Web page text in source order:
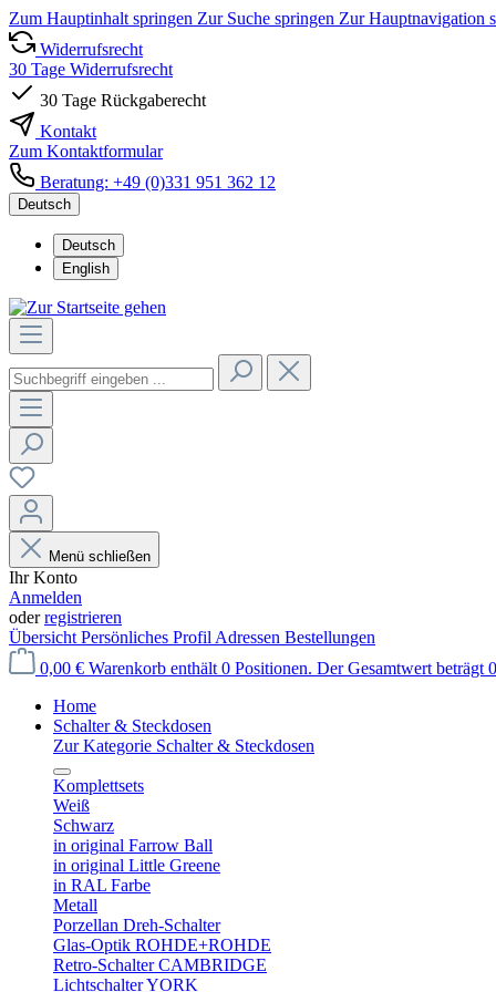
Zum Hauptinhalt springen Zur Suche springen Zur Hauptnavigation
Widerrufsrecht
30 Tage Widerrufsrecht
30 Tage Rückgaberecht
Kontakt
Zum Kontaktformular
Beratung: +49 (0)331 951 362 12
Deutsch
Deutsch
English
Menü schließen
Ihr Konto
Anmelden
oderregistrieren
Übersicht Persönliches Profil Adressen Bestellungen
0,00 € Warenkorb enthält 0 Positionen. Der Gesamtwert beträgt
Home
Schalter & Steckdosen
Zur Kategorie Schalter & Steckdosen
Komplettsets
Weiß
Schwarz
in original Farrow Ball
in original Little Greene
in RAL Farbe
Metall
Porzellan Dreh-Schalter
Glas-Optik ROHDE+ROHDE
Retro-Schalter CAMBRIDGE
Lichtschalter YORK